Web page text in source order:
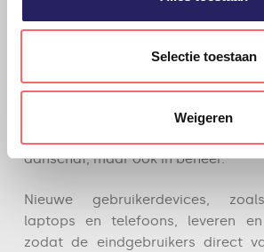
Selectie toestaan
Weigeren
Wanneer het gaat om
infrastructuur (zoals servers,
nodig, maar zoeken we een
hybride en virtueel. De experts van
aanschaf, maar ook in beheer.
Nieuwe gebruikerdevices,
laptops en telefoons, leveren
zodat de eindgebruikers direct